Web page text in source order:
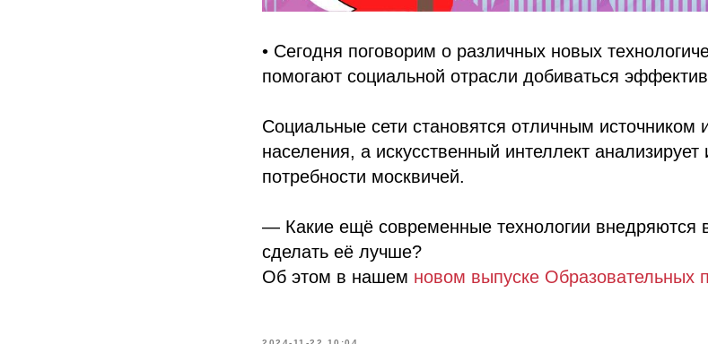
• Сегодня поговорим о различных новых
помогают социальной отрасли добиваться
Социальные сети становятся отличным источником
населения, а искусственный интеллект анализирует
потребности москвичей.
— Какие ещё современные технологии внедряются
сделать её лучше?
Об этом в нашем новом выпуске Образовательных